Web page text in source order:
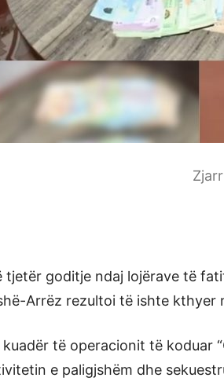
tjetër goditje ndaj lojërave të
Arrëz rezultoi të ishte kthyer
kuadër të operacionit të koduar
e paligjshëm dhe